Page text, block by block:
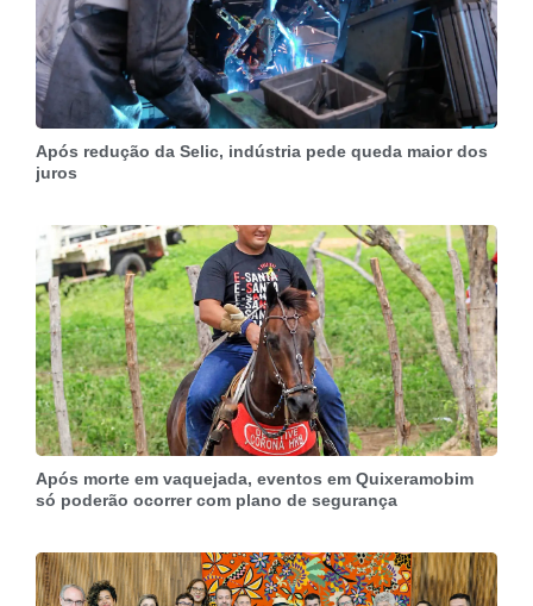
Após redução da Selic, indústria pede queda maior dos
juros
Após morte em vaquejada, eventos em Quixeramobim
só poderão ocorrer com plano de segurança